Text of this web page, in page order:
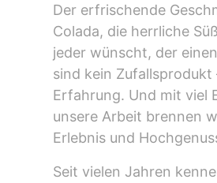
Der erfrischende
Colada, die herrliche
jeder wünscht, der
sind kein Zufallsprodukt
Erfahrung. Und mit viel
unsere Arbeit brennen
Erlebnis und
Seit vielen Jahren